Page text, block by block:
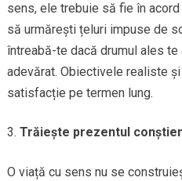
sens, ele trebuie să fie în
să urmărești țeluri impuse de
întreabă-te dacă drumul ales
adevărat. Obiectivele realiste
satisfacție pe termen lung.
Trăiește prezentul
O viață cu sens nu se